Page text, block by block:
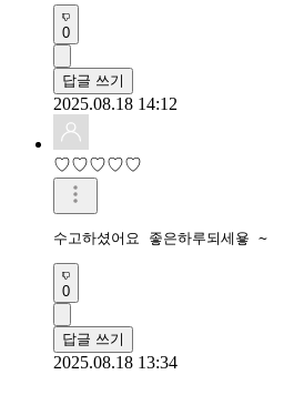
0
답글 쓰기
2025.08.18 14:12
♡♡♡♡♡
수고하셨어요 좋은하루되세욯 ~
0
답글 쓰기
2025.08.18 13:34